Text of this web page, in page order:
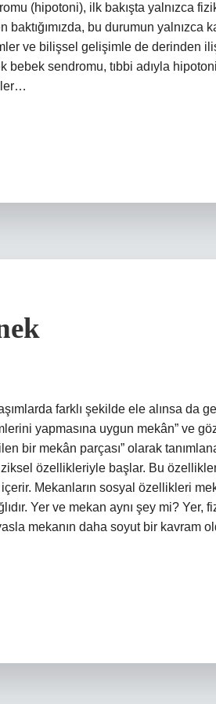
(hipotoni), ilk bakışta yalnızca
bu durumun yalnızca
ve bilişsel gelişimle de derinden
sendromu, tıbbi adıyla
farklı şekilde ele alınsa da
yapmasına uygun mekân” ve
bir mekân parçası” olarak
özellikleriyle başlar. Bu
Mekanların sosyal özellikleri
Yer ve mekan aynı şey mi? Yer,
mekanın daha soyut bir kavram